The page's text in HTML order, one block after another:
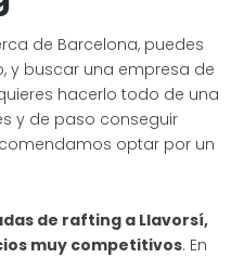
de Barcelona, puedes
y buscar una empresa de
hacerlo todo de una
y de paso conseguir
optar por un
de rafting a Llavorsí,
muy competitivos. En